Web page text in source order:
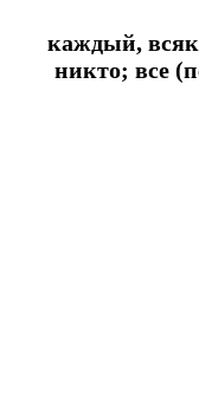
каждый,
никто; все